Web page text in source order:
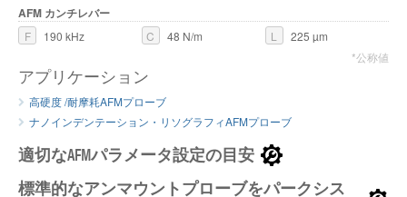
AFM カンチレバー
F 190 kHz C 48 N/m L
225 µm
*公称値
アプリケーション
高硬度 /耐摩耗AFMプローブ
ナノインデンテーション・リソグラフィAFMプローブ
適切なAFMパラメータ設定の目安
標準的なアンマウントプローブをパークシス